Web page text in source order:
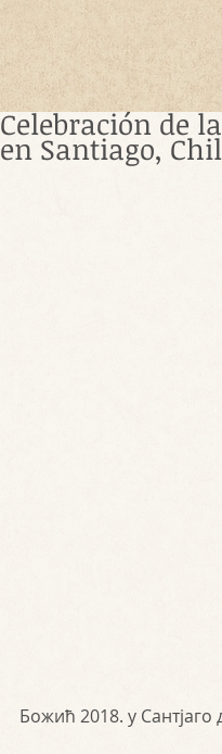
Celebración de
en Santiago,
Божић 2018. у Сантјагo